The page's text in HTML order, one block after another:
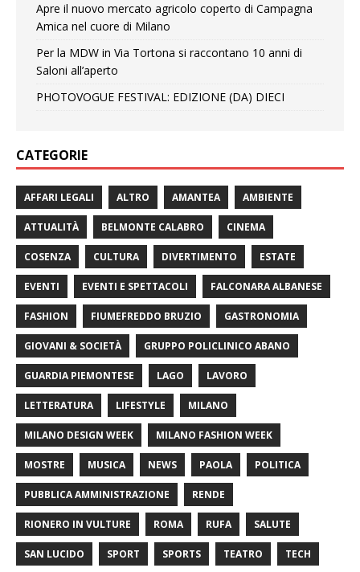
Apre il nuovo mercato agricolo coperto di Campagna
Amica nel cuore di Milano
Per la MDW in Via Tortona si raccontano 10 anni di
Saloni all’aperto
PHOTOVOGUE FESTIVAL: EDIZIONE (DA) DIECI
CATEGORIE
AFFARI LEGALI ALTRO AMANTEA AMBIENTE
ATTUALITÀ BELMONTE CALABRO CINEMA
COSENZA CULTURA DIVERTIMENTO ESTATE
EVENTI EVENTI E SPETTACOLI FALCONARA ALBANESE
FASHION FIUMEFREDDO BRUZIO GASTRONOMIA
GIOVANI & SOCIETÀ GRUPPO POLICLINICO ABANO
GUARDIA PIEMONTESE LAGO LAVORO
LETTERATURA LIFESTYLE MILANO
MILANO DESIGN WEEK MILANO FASHION WEEK
MOSTRE MUSICA NEWS PAOLA POLITICA
PUBBLICA AMMINISTRAZIONE RENDE
RIONERO IN VULTURE ROMA RUFA SALUTE
SAN LUCIDO SPORT SPORTS TEATRO TECH